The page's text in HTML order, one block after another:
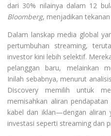
dari 30% nilainya dalam 12
Bloomberg, menjadikan
Dalam lanskap media global
pertumbuhan streaming,
investor kini lebih selektif.
pelanggan baru, melainkan
Inilah sebabnya, menurut analisis
Discovery memilih untuk
memisahkan aliran
kabel dan iklan—dengan aliran
investasi seperti streaming dan